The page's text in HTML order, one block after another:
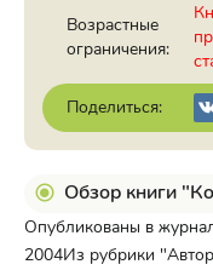
Возрастные
ограничения:
Поделиться:
Обзор книги
Опубликованы в
2004Из рубрики